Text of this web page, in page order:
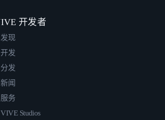
开发者
发现
开发
分发
新闻
服务
VIVE Studios